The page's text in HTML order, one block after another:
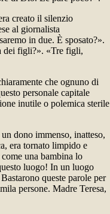
creato il silenzio
al giornalista
in due. È sposato?».
dei figli?». «Tre figli,
che ognuno di
personale capitale
inutile o polemica sterile
dono immenso, inatteso,
era tornato limpido e
una bambina lo
luogo! In un luogo
queste parole per
persone. Madre Teresa,